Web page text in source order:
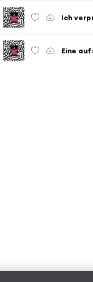
Eine